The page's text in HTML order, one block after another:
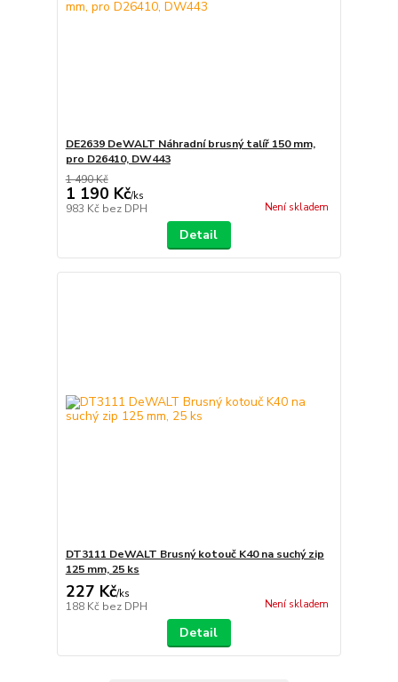
DE2639 DeWALT Náhradní brusný talíř 150 mm,
pro D26410, DW443
1 490 Kč
1 190 Kč/ks
983 Kč bez DPH Není skladem
Detail
DT3111 DeWALT Brusný kotouč K40 na suchý zip
125 mm, 25 ks
227 Kč/ks
188 Kč bez DPH Není skladem
Detail